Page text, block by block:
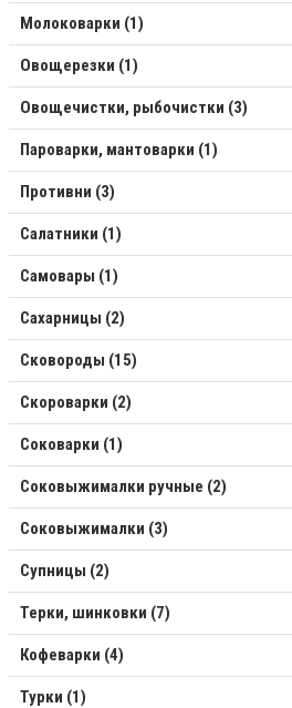
Молоковарки (1)
Овощерезки (1)
Овощечистки, рыбочистки (3)
Пароварки, мантоварки (1)
Противни (3)
Салатники (1)
Самовары (1)
Сахарницы (2)
Сковороды (15)
Скороварки (2)
Соковарки (1)
Соковыжималки ручные (2)
Соковыжималки (3)
Супницы (2)
Терки, шинковки (7)
Кофеварки (4)
Турки (1)